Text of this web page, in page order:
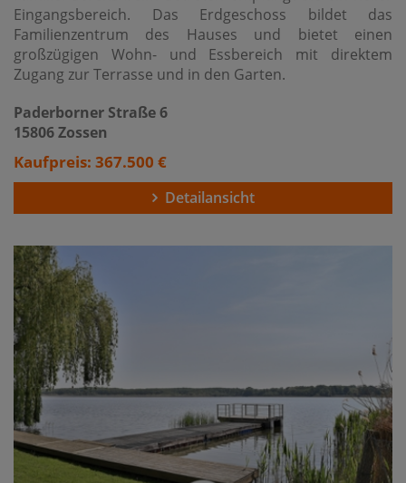
Eingangsbereich. Das Erdgeschoss bildet das
Familienzentrum des Hauses und bietet einen
großzügigen Wohn- und Essbereich mit direktem
Zugang zur Terrasse und in den Garten.
Paderborner Straße 6
15806 Zossen
Kaufpreis: 367.500 €
Detailansicht